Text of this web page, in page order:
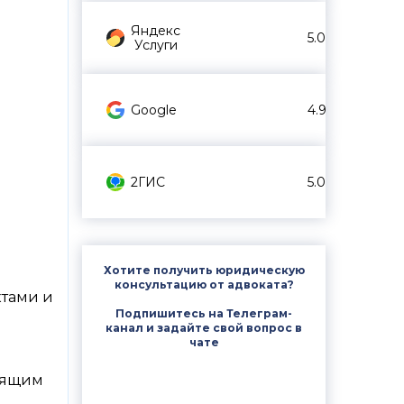
Яндекс
Услуги
5.0
Google 4.9
2ГИС 5.0
Хотите получить юридическую
консультацию от адвоката?
Подпишитесь на Телеграм-
канал и задайте свой вопрос в
чате
и